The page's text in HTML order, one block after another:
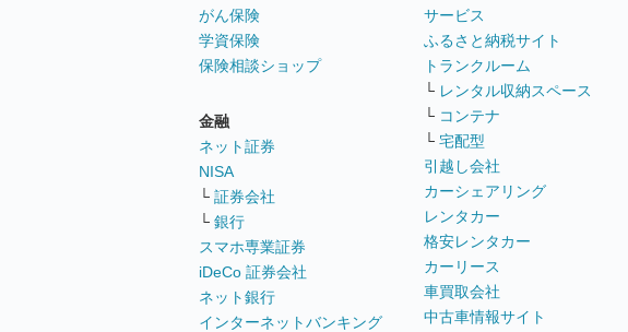
がん保険
学資保険
保険相談ショップ
金融
ネット証券
NISA
└ 証券会社
└ 銀行
スマホ専業証券
iDeCo 証券会社
ネット銀行
インターネットバンキング
サービス
ふるさと納税サイト
トランクルーム
└ レンタル収納スペース
└ コンテナ
└ 宅配型
引越し会社
カーシェアリング
レンタカー
格安レンタカー
カーリース
車買取会社
中古車情報サイト